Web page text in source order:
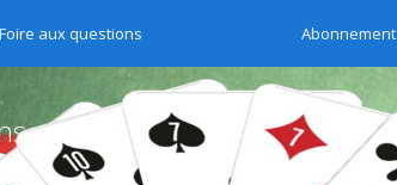
Abonnement
Foire aux questions